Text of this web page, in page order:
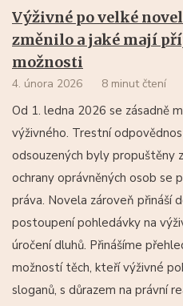
Výživné po velké
změnilo a jaké mají
možnosti
4. února 2026 8 minut čtení
Od 1. ledna 2026 se zásadně
výživného. Trestní
odsouzených byly propuštěny
ochrany oprávněných osob se
práva. Novela zároveň přináší
postoupení pohledávky na
úročení dluhů. Přinášíme
možností těch, kteří výživné
sloganů, s důrazem na právní